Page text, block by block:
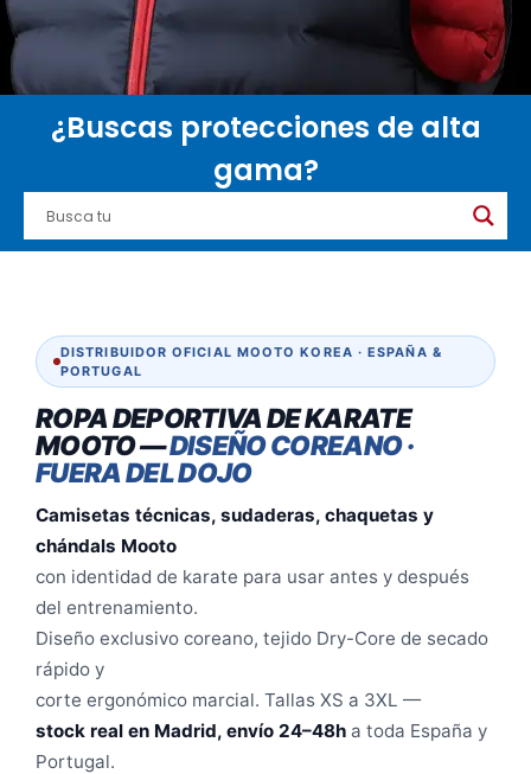
¿Buscas protecciones de alta
gama?
DISTRIBUIDOR OFICIAL MOOTO KOREA · ESPAÑA &
PORTUGAL
ROPA DEPORTIVA DE KARATE
MOOTO —DISEÑO COREANO ·
FUERA DEL DOJO
Camisetas técnicas, sudaderas, chaquetas y
chándals Mooto
con identidad de karate para usar antes y después
del entrenamiento.
Diseño exclusivo coreano, tejido Dry-Core de secado
rápido y
corte ergonómico marcial. Tallas XS a 3XL —
stock real en Madrid, envío 24–48h a toda España y
Portugal.